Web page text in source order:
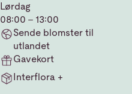
Lørdag
08:00 - 13:00
Sende blomster til
utlandet
Gavekort
Interflora +